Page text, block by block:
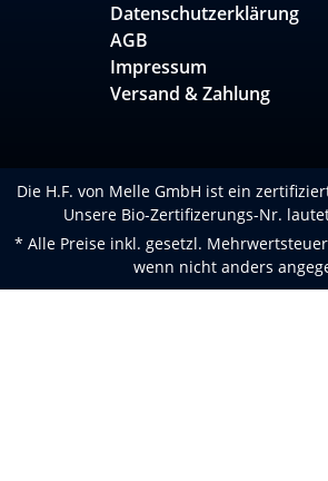
Datenschutzerklärung
AGB
Impressum
Versand & Zahlung
Die H.F. von Melle GmbH ist ein
Unsere Bio-Zertifizerungs-Nr.
* Alle Preise inkl. gesetzl.
wenn nicht anders